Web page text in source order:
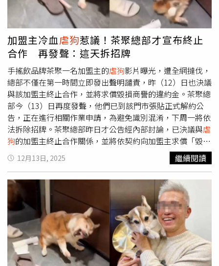
小心東撞西撞，那個都動輒十萬起跳。」汽車維修大魔王，
引擎要是壞掉，3萬到12萬不等，另外方向主機壞掉也要10
幾萬元。油車維修好花錢，至於電動車...汽車達人謝瑞益：
「電車就真的比較省，煞車皮比較不容易磨損，他最嚴重的
損壞，應該是電池跟驅動馬達。」電動車同樣需要定期保
養，但因為少了機油、變速箱等耗材，整體保養成本大約只
有燃油車的一半。不過一旦超過電池保固期限，更換費用動
輒數十萬元，同樣不便宜。有車方便，但養車成本越來越
高，也讓不少車主荷包大失血。 加盟主冷血虐狗！茶聚總
部宣布終止合作：這天拆招牌 獨家／60歲以上可月領8千？
AI影片流竄！藏假訊息誤導 獨家／機車族愛美穿短褲、裙！
實測「保暖裙」蓋腿防風增暖度
加盟主冷血虐狗惹議！茶聚總部才宣布終止
合作 再發聲：這天拆招牌
手搖飲品牌茶聚一名加盟主的虐狗影片曝光，遭全網撻伐，
總部不僅在第一時間立即發出聲明譴責，昨（12）日也決議
與該加盟主終止合作，並將求償毀損商譽的違約金。茶聚總
部今（13）日再度發聲，他們已到該門市張貼正式解約公
告，正在進行相關作業申請，為避免識別混淆，下周一將依
法拆除招牌。茶聚總部昨日才公告經內部討論，已決議與虐
狗的加盟主終止合作關係，並將依契約向加盟主求償「毀損
品牌商譽」之違約金。沒想到茶聚今日更新解約進度，他們
為避免消費者產生誤解，總部已到該門市張貼解約公告；另
外，總部已安排拆卸招牌作業，但因為各種程序問題，預計
要在下周一才能依法進行拆除。最後茶聚總部再次強調，
「我們不接受、也不容忍任何形式的暴力或違反社會基本價
值之行為。」這次所有處置，都是依照加盟契約與制度規範
執行，後續如有需補充說明事項，一律由總部統一公告。茶
聚總部已到涉事加盟門市貼出終止合作的公告。（圖／翻攝
自臉書／茶聚CHA'GE）回顧這起爭議，近日在社群平台
Threads有一段虐狗影片引發熱議，據網友指出，受虐的柯
12月13日, 2025 繼續閱讀